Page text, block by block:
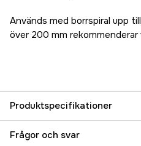
Används med borrspiral upp
över 200 mm rekommenderar
Produktspecifikationer
Referensnummer
Frågor och svar